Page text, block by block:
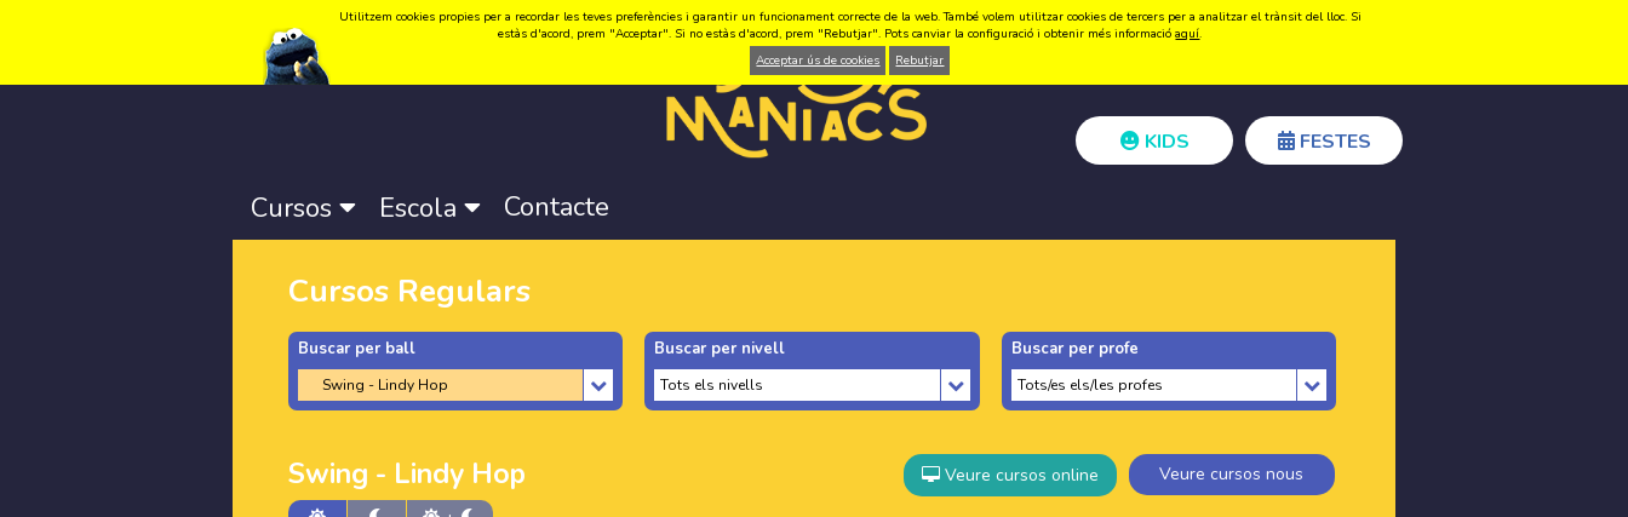
Idioma:Català -Castellano-English Registrar-se Accedir
KIDS FESTES
Cursos Escola Contacte
Cursos Regulars
Buscar per ball Buscar per nivell Buscar per profe
Swing - Lindy Hop Veure cursos online
Veure cursos nous
Utilitzem cookies propies per a recordar les teves preferències i garantir un funcionament correcte de la web. També volem utilitzar cookies de tercers per a analitzar el trànsit del lloc. Si
estàs d'acord, prem "Acceptar". Si no estàs d'acord, prem "Rebutjar". Pots canviar la configuració i obtenir més informacióaquí.
Acceptar ús de cookies
Rebutjar